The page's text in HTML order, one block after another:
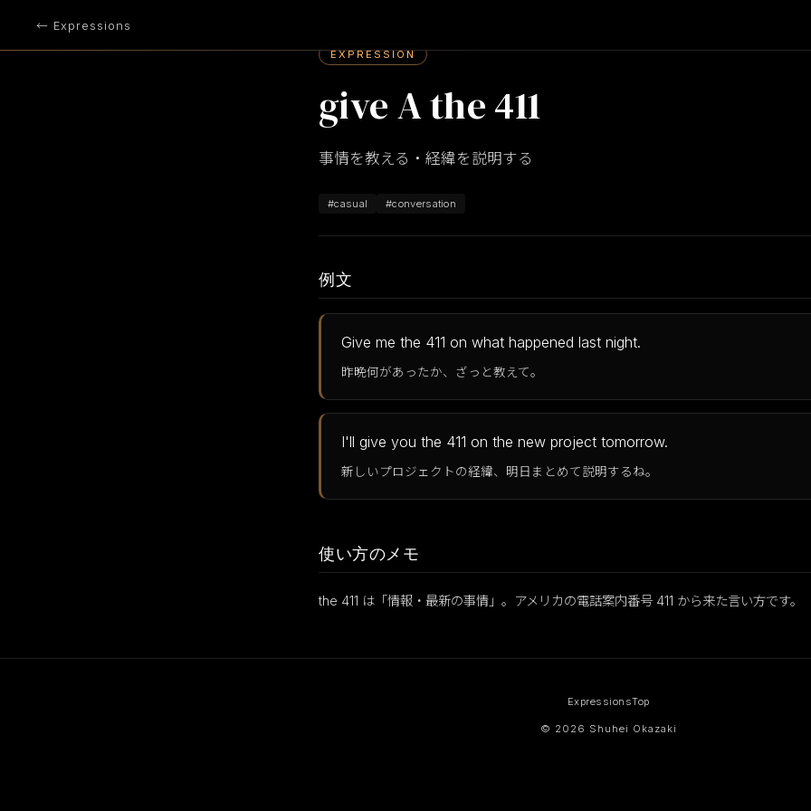
← Expressions
EXPRESSION
give A the 411
事情を教える・経緯を説明する
#casual #conversation
例文
Give me the 411 on what happened last night.
昨晩何があったか、ざっと教えて。
I'll give you the 411 on the new project tomorrow.
新しいプロジェクトの経緯、明日まとめて説明するね。
使い方のメモ
the 411 は「情報・最新の事情」。アメリカの電話案内番号 411 から来た言い方です。
ExpressionsTop
© 2026 Shuhei Okazaki